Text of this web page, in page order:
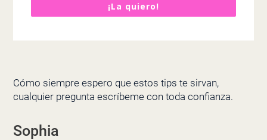
¡La quiero!
Cómo siempre espero que estos tips te sirvan,
cualquier pregunta escríbeme con toda confianza.
Sophia